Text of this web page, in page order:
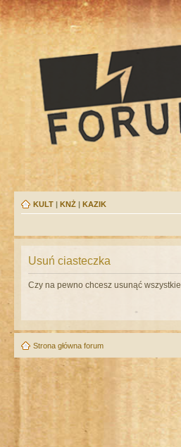
KULT | KNŻ | KAZIK
Usuń ciasteczka
Czy na pewno chcesz usunąć
Strona główna forum